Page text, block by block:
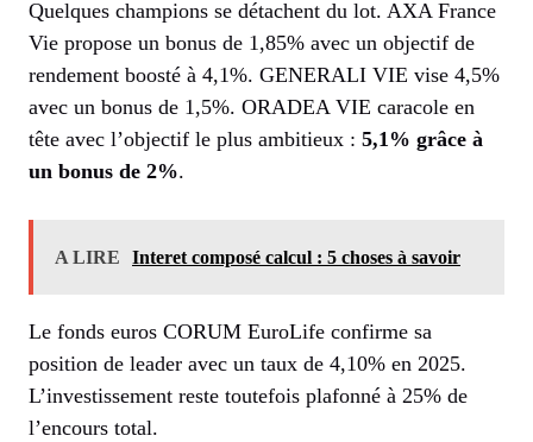
Quelques champions se détachent du lot. AXA France
Vie propose un bonus de 1,85% avec un objectif de
rendement boosté à 4,1%. GENERALI VIE vise 4,5%
avec un bonus de 1,5%. ORADEA VIE caracole en
tête avec l’objectif le plus ambitieux : 5,1% grâce à
un bonus de 2%.
A LIRE Interet composé calcul : 5 choses à savoir
Le fonds euros CORUM EuroLife confirme sa
position de leader avec un taux de 4,10% en 2025.
L’investissement reste toutefois plafonné à 25% de
l’encours total.